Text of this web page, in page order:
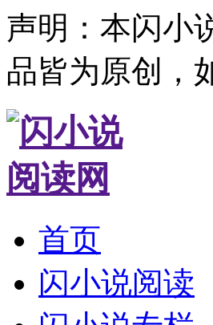
声明：本闪小
品皆为原创，
首页
闪小说阅读